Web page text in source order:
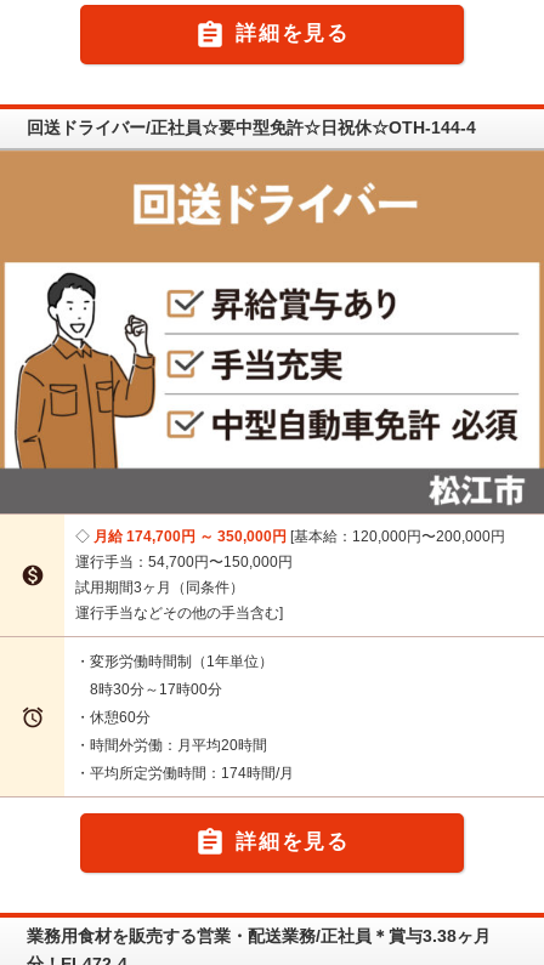
 詳細を見る
回送ドライバー/正社員☆要中型免許☆日祝休☆OTH-144-4

月給 174,700円 ～ 350,000円 基本給：120,000円〜200,000円
運行手当：54,700円〜150,000円
試用期間3ヶ月（同条件）
運行手当などその他の手当含む

・変形労働時間制（1年単位）
8時30分～17時00分
・休憩60分
・時間外労働：月平均20時間
・平均所定労働時間：174時間/月
 詳細を見る
業務用食材を販売する営業・配送業務/正社員＊賞与3.38ヶ月